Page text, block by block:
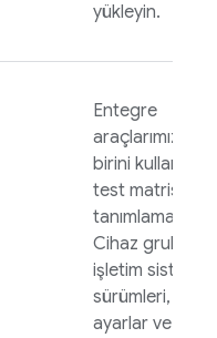
yükleyin.
Entegre
araçlarımızdan
birini kullanarak
test matrisinizi
tanımlamak için
Cihaz grubu,
işletim sistemi
sürümleri, yerel
ayarlar ve